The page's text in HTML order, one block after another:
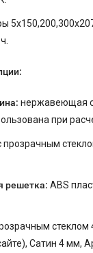
нержавеющая
при
прозрачным
решетка: ABS
стеклом
Сатин 4 мм,